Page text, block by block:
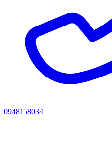
0948158034